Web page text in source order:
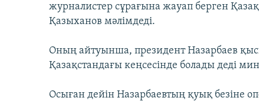
журналистер сұрағына жауап берген
Қазыханов мәлімдеді.
Оның айтуынша, президент Назарбаев
Қазақстандағы кеңсесінде болады деді
Осыған дейін Назарбаевтың қуық безіне